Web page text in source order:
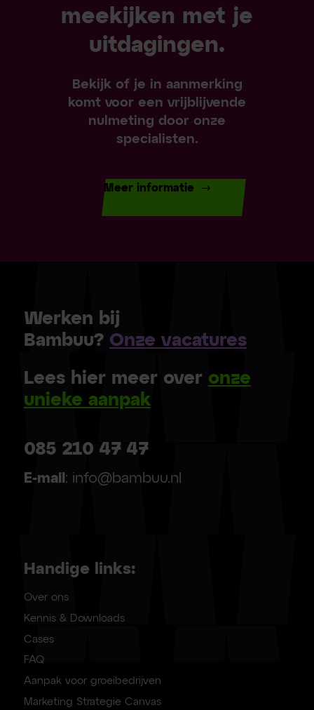
meekijken met je
uitdagingen.
Bekijk of je in aanmerking
komt voor een vrijblijvende
nulmeting door onze
specialisten.
Meer informatie
Werken bij
Bambuu? Onze vacatures
Lees hier meer over onze
unieke aanpak
085 210 47 47
E-mail : info@bambuu.nl
Handige links:
Over ons
Kennis & Downloads
Cases
FAQ
Aanpak voor groeibedrijven
Marketing Strategie Canvas